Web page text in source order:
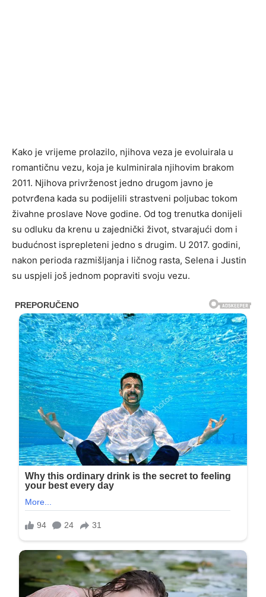
Kako je vrijeme prolazilo, njihova veza je evoluirala u
romantičnu vezu, koja je kulminirala njihovim brakom
2011. Njihova privrženost jedno drugom javno je
potvrđena kada su podijelili strastveni poljubac tokom
živahne proslave Nove godine. Od tog trenutka donijeli
su odluku da krenu u zajednički život, stvarajući dom i
budućnost isprepleteni jedno s drugim. U 2017. godini,
nakon perioda razmišljanja i ličnog rasta, Selena i Justin
su uspjeli još jednom popraviti svoju vezu.